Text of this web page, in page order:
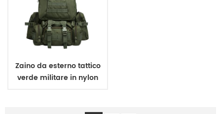
Zaino da esterno tattico
verde militare in nylon